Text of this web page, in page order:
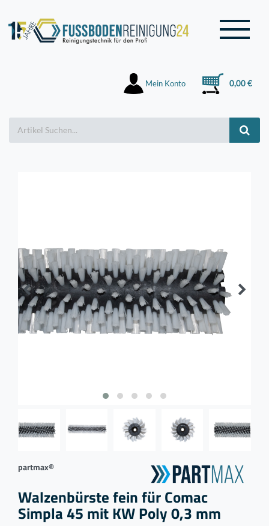
Mein Konto 0,00 €
partmax®
Walzenbürste fein für Comac
Simpla 45 mit KW Poly 0,3 mm